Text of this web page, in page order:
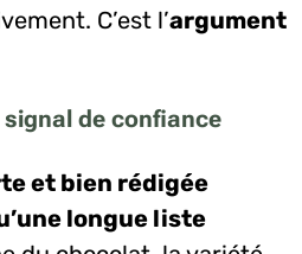
C’est l’argument
signal de confiance
et bien rédigée
longue liste